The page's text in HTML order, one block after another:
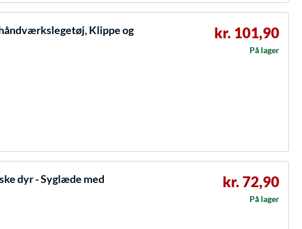
Klippe og
kr. 101,90
På lager
dyr - Syglæde med
kr. 72,90
På lager